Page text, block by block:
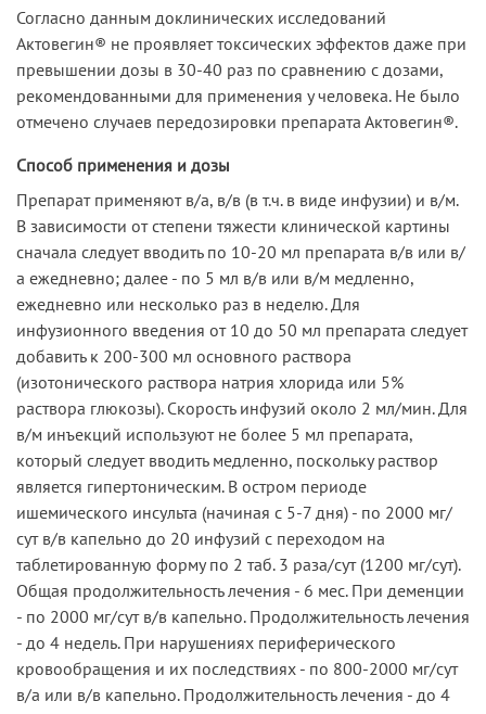
Согласно данным доклинических исследований
Актовегин® не проявляет токсических эффектов даже при
превышении дозы в 30-40 раз по сравнению с дозами,
рекомендованными для применения у человека. Не было
отмечено случаев передозировки препарата Актовегин®.
Способ применения и дозы
Препарат применяют в/а, в/в (в т.ч. в виде инфузии) и в/м.
В зависимости от степени тяжести клинической картины
сначала следует вводить по 10-20 мл препарата в/в или в/
а ежедневно; далее - по 5 мл в/в или в/м медленно,
ежедневно или несколько раз в неделю. Для
инфузионного введения от 10 до 50 мл препарата следует
добавить к 200-300 мл основного раствора
(изотонического раствора натрия хлорида или 5%
раствора глюкозы). Скорость инфузий около 2 мл/мин. Для
в/м инъекций используют не более 5 мл препарата,
который следует вводить медленно, поскольку раствор
является гипертоническим. В остром периоде
ишемического инсульта (начиная с 5-7 дня) - по 2000 мг/
сут в/в капельно до 20 инфузий с переходом на
таблетированную форму по 2 таб. 3 раза/сут (1200 мг/сут).
Общая продолжительность лечения - 6 мес. При деменции
- по 2000 мг/сут в/в капельно. Продолжительность лечения
- до 4 недель. При нарушениях периферического
кровообращения и их последствиях - по 800-2000 мг/сут
в/а или в/в капельно. Продолжительность лечения - до 4